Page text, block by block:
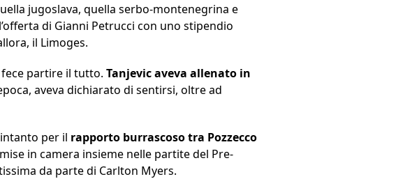
jugoslava, quella serbo-montenegrina e
di Gianni Petrucci con uno stipendio
il Limoges.
partire il tutto. Tanjevic aveva allenato in
aveva dichiarato di sentirsi, oltre ad
per il rapporto burrascoso tra Pozzecco
in camera insieme nelle partite del Pre-
da parte di Carlton Myers.